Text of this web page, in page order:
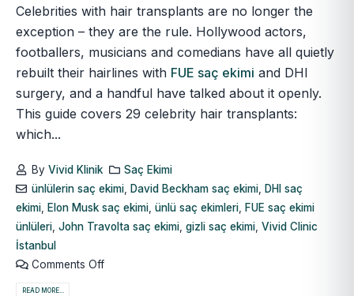
Celebrities with hair transplants are no longer the
exception – they are the rule. Hollywood actors,
footballers, musicians and comedians have all quietly
rebuilt their hairlines with FUE saç ekimi and DHI
surgery, and a handful have talked about it openly.
This guide covers 29 celebrity hair transplants:
which...
By Vivid Klinik
Saç Ekimi
ünlülerin saç ekimi, David Beckham saç ekimi,
DHI saç
ekimi
Elon Musk saç ekimi ünlü saç ekimleri
FUE saç ekimi
ünlüleri John Travolta saç ekimi gizli saç ekimi Vivid Clinic
İstanbul
Comments Off
READ MORE...